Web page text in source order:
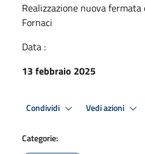
Realizzazione nuova
Fornaci
Data :
13 febbraio 2025
Condividi Vedi azioni
Categorie: